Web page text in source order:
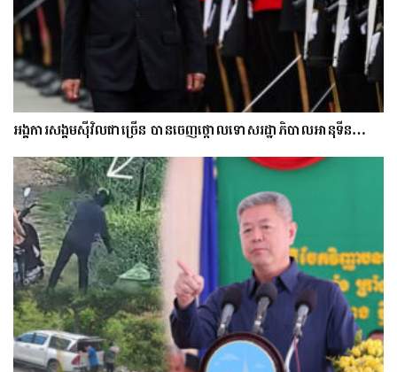
អង្គការសង្គមស៊ីវិលជាច្រើន បានចេញថ្កោលទោសរដ្ឋាភិបាលអានុទីន…